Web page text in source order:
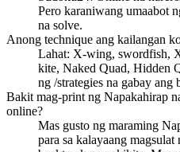
Pero karaniwang umaabot
na solve.
Anong technique ang kailangan
Lahat: X-wing, swordfish,
kite, Naked Quad, Hidden
ng /strategies na gabay
Bakit mag-print ng Napakahirap
online?
Mas gusto ng maraming
para sa kalayaang